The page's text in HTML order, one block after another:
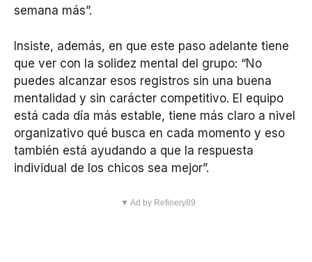
semana más”.
Insiste, además, en que este paso adelante tiene
que ver con la solidez mental del grupo: “No
puedes alcanzar esos registros sin una buena
mentalidad y sin carácter competitivo. El equipo
está cada día más estable, tiene más claro a nivel
organizativo qué busca en cada momento y eso
también está ayudando a que la respuesta
individual de los chicos sea mejor”.
▼ Ad by Refinery89